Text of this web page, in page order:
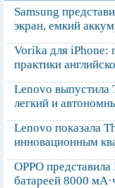
Samsung
экран, емкий
Vorika для iPhone:
практики
Lenovo
легкий и
Lenovo показала
инновационным
OPPO
батареей 8000